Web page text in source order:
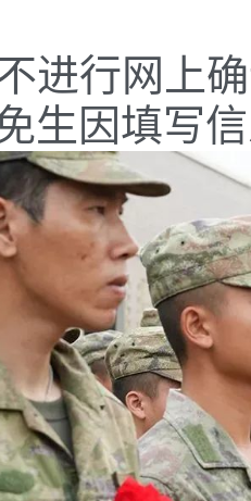
进行网上
生因填写